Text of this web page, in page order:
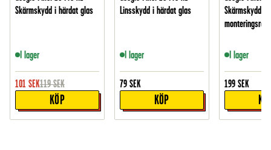
Skärmskydd i härdat glas
I lager
101 SEK119 SEK
KÖP
Linsskydd i härdat glas
I lager
79 SEK
KÖP
Skärmskydd i
I lager
199 SEK